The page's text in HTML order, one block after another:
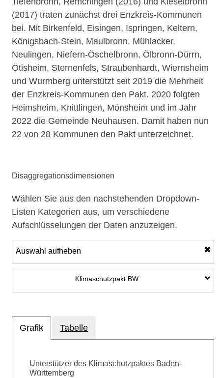
(2017) traten zunächst drei Enzkreis-Kommunen
bei. Mit Birkenfeld, Eisingen, Ispringen, Keltern,
Königsbach-Stein, Maulbronn, Mühlacker,
Neulingen, Niefern-Öschelbronn, Ölbronn-Dürrn,
Ötisheim, Sternenfels, Straubenhardt, Wiernsheim
und Wurmberg unterstützt seit 2019 die Mehrheit
der Enzkreis-Kommunen den Pakt. 2020 folgten
Heimsheim, Knittlingen, Mönsheim und im Jahr
2022 die Gemeinde Neuhausen. Damit haben nun
22 von 28 Kommunen den Pakt unterzeichnet.
Disaggregationsdimensionen
Wählen Sie aus den nachstehenden Dropdown-
Listen Kategorien aus, um verschiedene
Aufschlüsselungen der Daten anzuzeigen.
Auswahl aufheben
Klimaschutzpakt BWUnterkategorien
Grafik Tabelle
Unterstützer des Klimaschutzpaktes Baden-
Württemberg